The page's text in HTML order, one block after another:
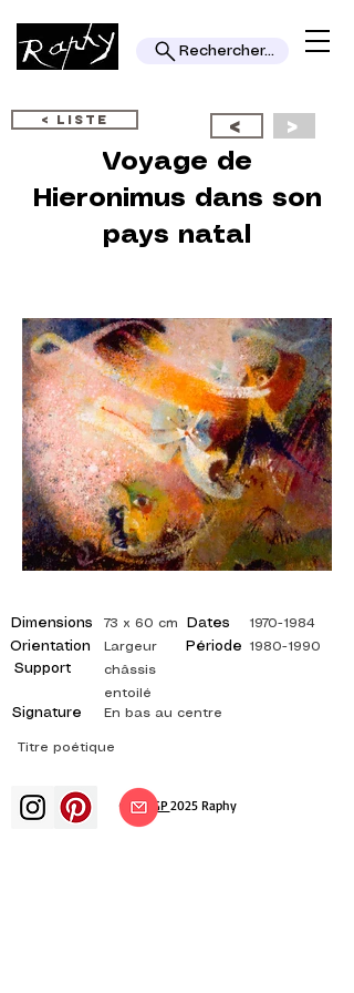
Rechercher...
< LISTE < >
Voyage de
Hieronimus dans son
pays natal
Dimensions
Orientation
Support
Signature
73 x 60 cm
Dates
Période
Largeur
châssis
entoilé
En bas au centre
1970-1984
1980-1990
Titre poétique
© ADAGP 2025 Raphy